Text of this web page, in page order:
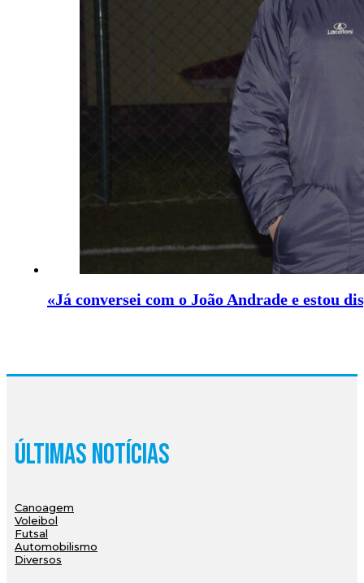
«Já conversei com o João Andrade e estou
Últimas Notícias
Canoagem
Voleibol
Futsal
Automobilismo
Diversos